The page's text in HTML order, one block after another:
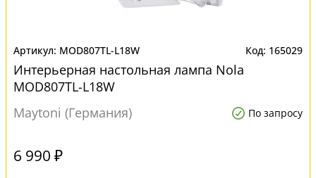
MOD807TL-L18W 165029
Интерьерная настольная лампа Nola
MOD807TL-L18W
Maytoni (Германия)
По запросу
6 990 ₽